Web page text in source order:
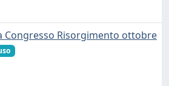
Congresso Risorgimento ottobre